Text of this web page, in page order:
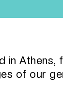
in Athens,
of our